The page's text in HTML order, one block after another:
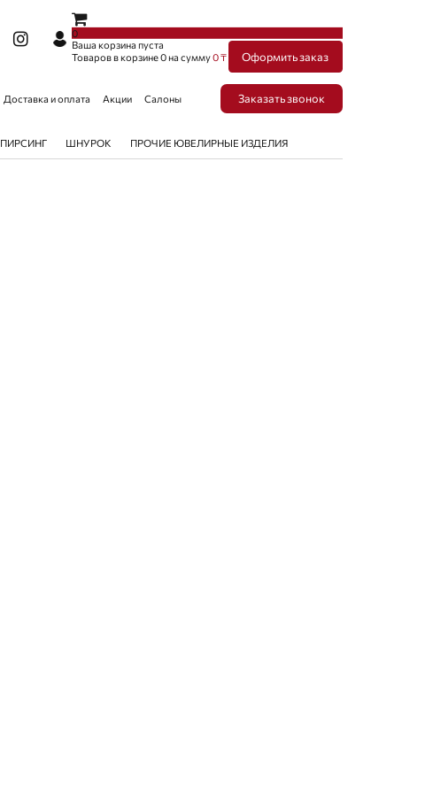
0
Ваша корзина пуста
Товаров в корзине0на сумму0 ₸ Оформить заказ
Доставка и оплата Акции Салоны Заказать звонок
ПИРСИНГ ШНУРОК ПРОЧИЕ ЮВЕЛИРНЫЕ ИЗДЕЛИЯ